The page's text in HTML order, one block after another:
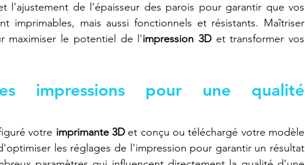
l’ajustement de l’épaisseur des parois pour garantir que vos
imprimables, mais aussi fonctionnels et résistants. Maîtriser
maximiser le potentiel de l'impression 3D et transformer vos
impressions pour une qualité
votre imprimante 3D et conçu ou téléchargé votre modèle
les réglages de l'impression pour garantir un résultat